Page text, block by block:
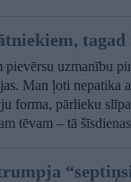
pievērsu uzmanību
Man ļoti nepatika
forma, pārlieku
tēvam – tā